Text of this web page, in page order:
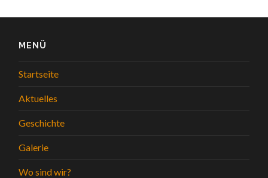
MENÜ
Startseite
Aktuelles
Geschichte
Galerie
Wo sind wir?